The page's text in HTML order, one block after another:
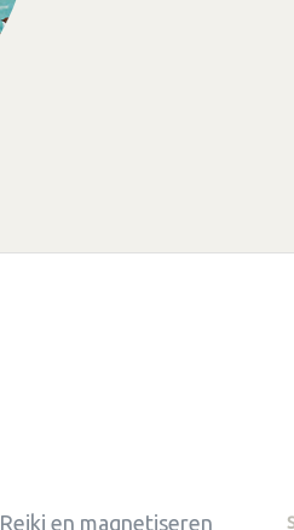
Reiki en magnetiseren